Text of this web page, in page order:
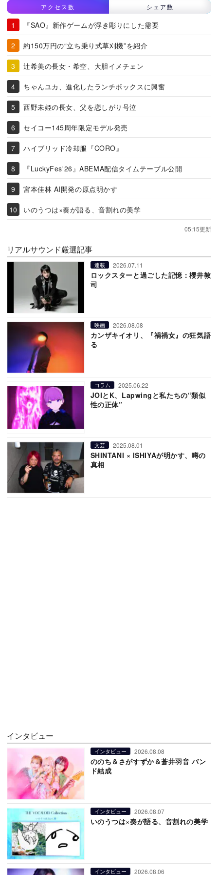
アクセス数 シェア数
『SAO』新作ゲームが浮き彫りにした需要
約150万円の“立ち乗り式草刈機”を紹介
辻希美の長女・希空、大胆イメチェン
ちゃんユカ、進化したランチボックスに興奮
西野未姫の長女、父を恋しがり号泣
セイコー145周年限定モデル発売
ハイブリッド冷却服『CORO』
『LuckyFes'26』ABEMA配信タイムテーブル公開
宮本佳林 AI開発の原点明かす
いのうつは×奏が語る、音割れの美学
05:15更新
リアルサウンド厳選記事
連載 2026.07.11
ロックスターと過ごした記憶：櫻井敦
司
映画 2026.08.08
カンザキイオリ、『禍禍女』の狂気語
る
コラム 2025.06.22
JOIとK、Lapwingと私たちの“類似
性の正体”
文芸 2025.08.01
SHINTANI × ISHIYAが明かす、噂の
真相
インタビュー
インタビュー 2026.08.08
ののち＆さがすずか＆蒼井羽音 バン
ド結成
インタビュー 2026.08.07
いのうつは×奏が語る、音割れの美学
インタビュー 2026.08.06